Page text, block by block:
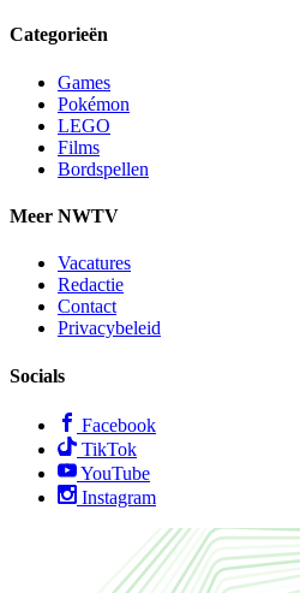
Categorieën
Games
Pokémon
LEGO
Films
Bordspellen
Meer NWTV
Vacatures
Redactie
Contact
Privacybeleid
Socials
Facebook
TikTok
YouTube
Instagram